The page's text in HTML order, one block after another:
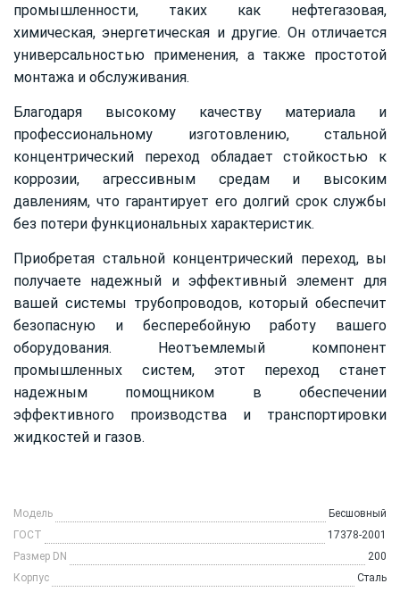
промышленности, таких как нефтегазовая,
химическая, энергетическая и другие. Он отличается
универсальностью применения, а также простотой
монтажа и обслуживания.
Благодаря высокому качеству материала и
профессиональному изготовлению, стальной
концентрический переход обладает стойкостью к
коррозии, агрессивным средам и высоким
давлениям, что гарантирует его долгий срок службы
без потери функциональных характеристик.
Приобретая стальной концентрический переход, вы
получаете надежный и эффективный элемент для
вашей системы трубопроводов, который обеспечит
безопасную и бесперебойную работу вашего
оборудования. Неотъемлемый компонент
промышленных систем, этот переход станет
надежным помощником в обеспечении
эффективного производства и транспортировки
жидкостей и газов.
Модель
Бесшовный
ГОСТ
17378-2001
Размер DN
200
Корпус
Сталь